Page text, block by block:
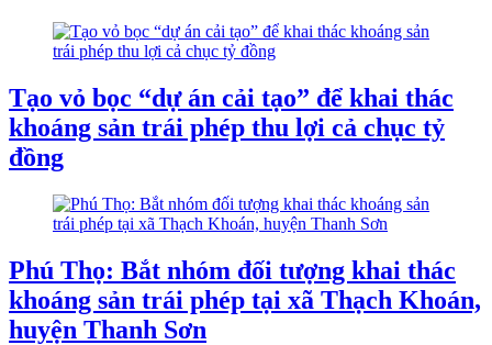
Tạo vỏ bọc “dự án cải tạo” để khai thác
khoáng sản trái phép thu lợi cả chục tỷ
đồng
Phú Thọ: Bắt nhóm đối tượng khai thác
khoáng sản trái phép tại xã Thạch Khoán,
huyện Thanh Sơn